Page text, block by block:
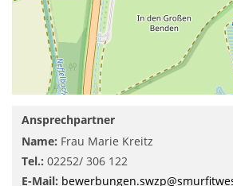
Ansprechpartner
Name: Frau Marie Kreitz
Tel.: 02252/ 306 122
E-Mail: